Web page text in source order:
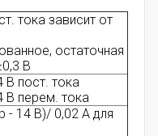
тока зависит от
остаточная
В
В пост. тока
В перем. тока
- 14 В)/ 0,02 А для